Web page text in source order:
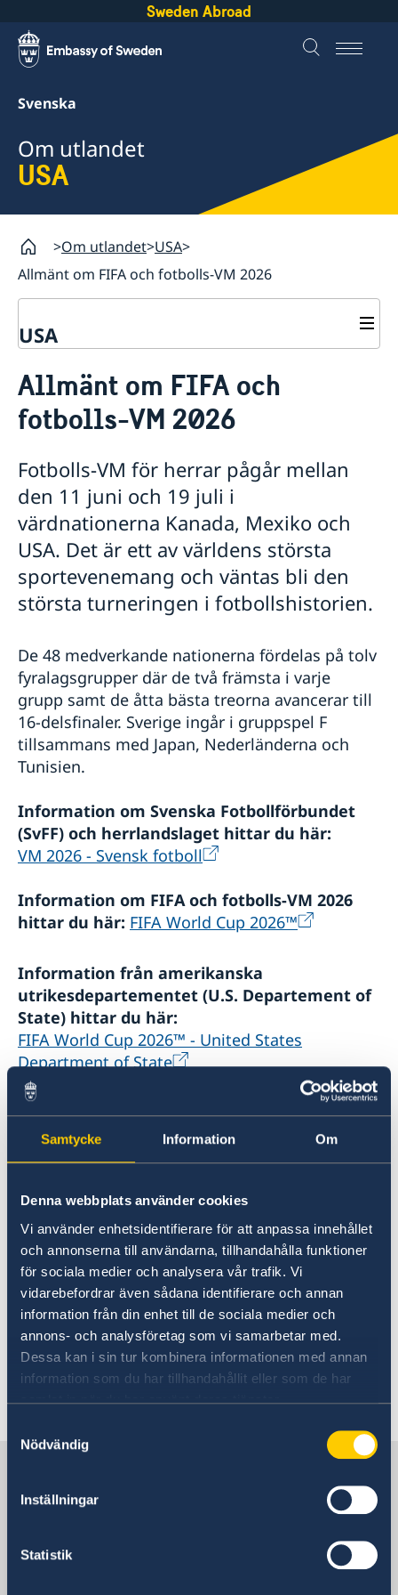
Samtycke Information Om
Denna webbplats använder cookies
Vi använder enhetsidentifierare för att anpassa innehållet
och annonserna till användarna, tillhandahålla funktioner
för sociala medier och analysera vår trafik. Vi
vidarebefordrar även sådana identifierare och annan
information från din enhet till de sociala medier och
annons- och analysföretag som vi samarbetar med.
Dessa kan i sin tur kombinera informationen med annan
information som du har tillhandahållit eller som de har
samlat in när du har använt deras tjänster.
Nödvändig
Inställningar
Statistik
Sweden Abroad
Svenska
Om utlandet
USA
Om utlandet USA
Allmänt om FIFA och fotbolls-VM 2026
USA
Service till svenskar i USA
Rösta i USA
Pass för vuxna
Pass för barn
Provisoriskt pass
Nationellt ID-kort
Hämta pass och nationellt ID-kort
Hur bokar jag av eller ändrar en bokning?
Hjälp kring medborgarskap
Namn och samordningsnummer för barn födda
utomlands
Återfå svenskt medborgarskap
Dubbelt medborgarskap
Körkort
Måste jag boka tid?
Vigsel i USA
Akut hjälp
Juridisk hjälp i utlandet
Reseinformation
Aktuella händelser
Allmänna säkerhetsläget
Råd till resenärer
In- och utresebestämmelser
Terrorism, kriminalitet och personlig säkerhet
Naturförhållanden och katastrofer
Hälso- och sjukvård
Lokala lagar och sedvänjor
Allmänt om FIFA och
fotbolls-VM 2026
Fotbolls-VM för herrar pågår mellan
den 11 juni och 19 juli i
värdnationerna Kanada, Mexiko och
USA. Det är ett av världens största
sportevenemang och väntas bli den
största turneringen i fotbollshistorien.
De 48 medverkande nationerna fördelas på tolv
fyralagsgrupper där de två främsta i varje
grupp samt de åtta bästa treorna avancerar till
16-delsfinaler. Sverige ingår i gruppspel F
tillsammans med Japan, Nederländerna och
Tunisien.
Information om Svenska Fotbollförbundet
(SvFF) och herrlandslaget hittar du här:
VM 2026 - Svensk fotboll
Information om FIFA och fotbolls-VM 2026
hittar du här: FIFA World Cup 2026™
Information från amerikanska
utrikesdepartementet (U.S. Departement of
State) hittar du här:
FIFA World Cup 2026™ - United States
Department of State
Information från amerikanska myndigheten
hittar du här:
Transportation Security Administration
Reseinformation från amerikanska
myndigheten U.S. Customs and Border
Protection hittar du här:
CBP Welcomes You to FIFA World Cup 2026™ |
U.S. Customs and Border Protection
Senast uppdaterad 29 juni 2026, 11.47
generalkonsulat